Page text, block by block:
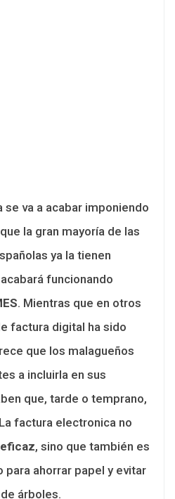
va a acabar imponiendo
la gran mayoría de las
ya la tienen
funcionando
. Mientras que en otros
factura digital ha sido
que los malagueños
a incluirla en sus
que, tarde o temprano,
factura electronica no
, sino que también es
para ahorrar papel y evitar
árboles.